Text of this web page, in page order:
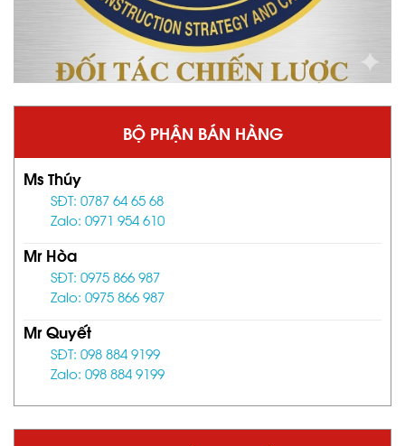
BỘ PHẬN BÁN HÀNG
Ms Thúy
SĐT: 0787 64 65 68
Zalo: 0971 954 610
Mr Hòa
SĐT: 0975 866 987
Zalo: 0975 866 987
Mr Quyết
SĐT: 098 884 9199
Zalo: 098 884 9199